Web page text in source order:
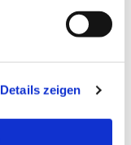
Details zeigen